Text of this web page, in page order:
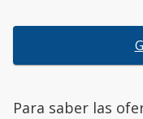
Para saber las